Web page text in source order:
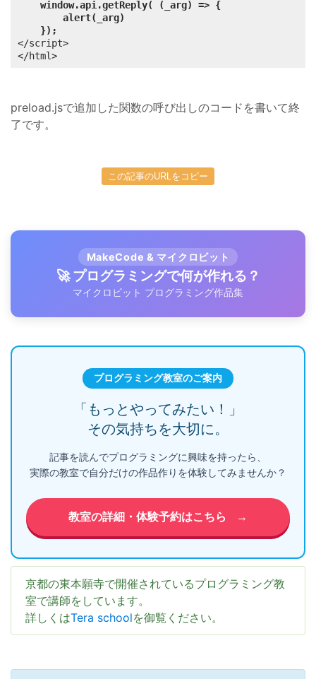
window.api.getReply( (_arg) => {
alert(_arg)
});
</script>
</html>
preload.jsで追加した関数の呼び出しのコードを書いて終
了です。
この記事のURLをコピー
MakeCode & マイクロビット
🚀 プログラミングで何が作れる？
マイクロビット プログラミング作品集
プログラミング教室のご案内
「もっとやってみたい！」
その気持ちを大切に。
記事を読んでプログラミングに興味を持ったら、
実際の教室で自分だけの作品作りを体験してみませんか？
教室の詳細・体験予約はこちら →
京都の東本願寺で開催されているプログラミング教
室で講師をしています。
詳しくはTera schoolを御覧ください。